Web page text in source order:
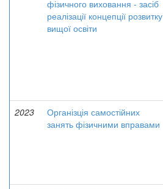
фізичного виховання - засіб
реалізації концепції розвитку
вищої освіти
2023
Організція самостійних
занять фізичними вправами